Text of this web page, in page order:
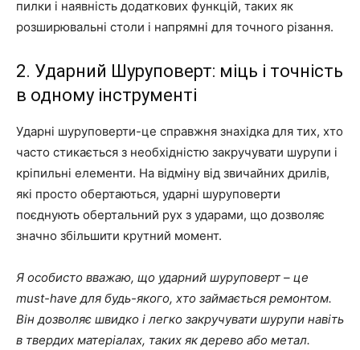
пилки і наявність додаткових функцій, таких як
розширювальні столи і напрямні для точного різання.
2. Ударний Шуруповерт: міць і точність
в одному інструменті
Ударні шуруповерти-це справжня знахідка для тих, хто
часто стикається з необхідністю закручувати шурупи і
кріпильні елементи. На відміну від звичайних дрилів,
які просто обертаються, ударні шуруповерти
поєднують обертальний рух з ударами, що дозволяє
значно збільшити крутний момент.
Я особисто вважаю, що ударний шуруповерт – це
must-have для будь-якого, хто займається ремонтом.
Він дозволяє швидко і легко закручувати шурупи навіть
в твердих матеріалах, таких як дерево або метал.